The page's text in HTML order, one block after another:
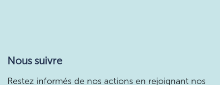
Nous suivre
Restez informés de nos actions en rejoignant nos